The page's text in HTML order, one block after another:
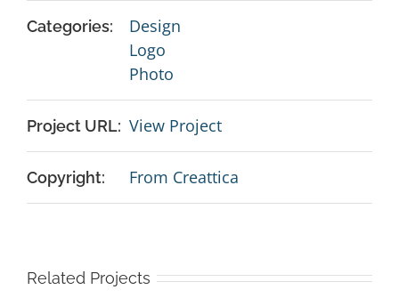
Categories:
Design
Logo
Photo
Project URL: View Project
Copyright: From Creattica
Related Projects